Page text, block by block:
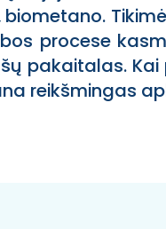
biometano.
procese
pakaitalas. Kai
reikšmingas